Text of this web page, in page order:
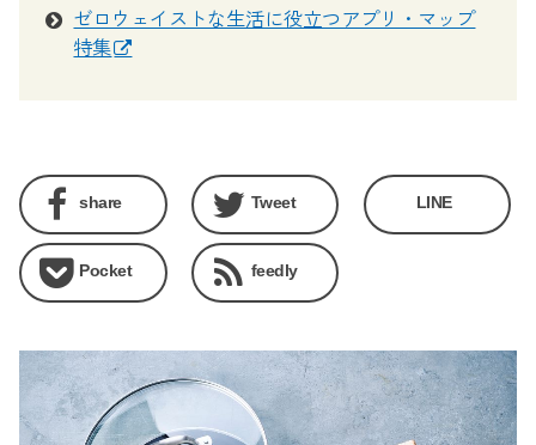
ゼロウェイストな生活に役立つアプリ・マップ
特集
share Tweet LINE
Pocket feedly